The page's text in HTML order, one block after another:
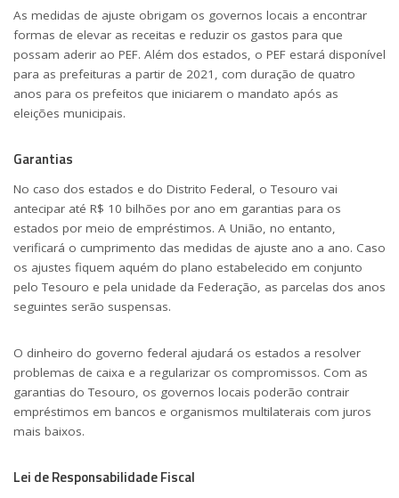
As medidas de ajuste obrigam os governos locais a encontrar
formas de elevar as receitas e reduzir os gastos para que
possam aderir ao PEF. Além dos estados, o PEF estará disponível
para as prefeituras a partir de 2021, com duração de quatro
anos para os prefeitos que iniciarem o mandato após as
eleições municipais.
Garantias
No caso dos estados e do Distrito Federal, o Tesouro vai
antecipar até R$ 10 bilhões por ano em garantias para os
estados por meio de empréstimos. A União, no entanto,
verificará o cumprimento das medidas de ajuste ano a ano. Caso
os ajustes fiquem aquém do plano estabelecido em conjunto
pelo Tesouro e pela unidade da Federação, as parcelas dos anos
seguintes serão suspensas.
O dinheiro do governo federal ajudará os estados a resolver
problemas de caixa e a regularizar os compromissos. Com as
garantias do Tesouro, os governos locais poderão contrair
empréstimos em bancos e organismos multilaterais com juros
mais baixos.
Lei de Responsabilidade Fiscal